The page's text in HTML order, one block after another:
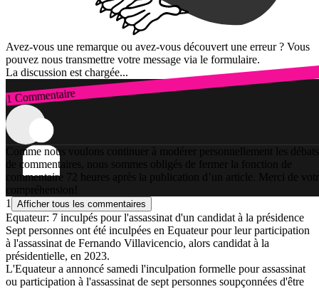
Avez-vous une remarque ou avez-vous découvert une erreur ? Vous
pouvez nous transmettre votre message via le formulaire.
La discussion est chargée...
1 Commentaire
Connexion
Comme nous voulons continuer à modérer personnellement les débats
de commentaires, nous sommes obligés de fermer la fonction de
commentaire 72 heures après la publication d’un article. Merci de
compréhension!
1
Afficher tous les commentaires
Equateur: 7 inculpés pour l'assassinat d'un candidat à la présidence
Sept personnes ont été inculpées en Equateur pour leur participation
à l'assassinat de Fernando Villavicencio, alors candidat à la
présidentielle, en 2023.
L'Equateur a annoncé samedi l'inculpation formelle pour assassinat
ou participation à l'assassinat de sept personnes soupçonnées d'être